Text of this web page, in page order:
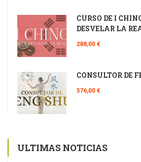
CURSO DE I
DESVELAR LA
288,00 €
CONSULTOR DE
576,00 €
ULTIMAS NOTICIAS